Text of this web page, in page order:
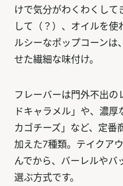
けで気分がわくわくして
して（？）、オイルを
ルシーなポップコーンは
せた繊細な味付け。
フレーバーは門外不出
ドキャラメル」や、濃
カゴチーズ」など、定番
加えた7種類。テイクア
んでから、バーレルやバ
選ぶ方式です。